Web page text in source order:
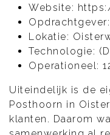
Website:
Lokatie:
Technologie:
Operationeel:
Uiteindelijk is de
Posthoorn in
klanten. Daarom